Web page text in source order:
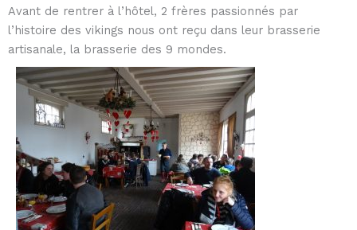
Avant de rentrer à l’hôtel, 2 frères passionnés par
l’histoire des vikings nous ont reçu dans leur brasserie
artisanale, la brasserie des 9 mondes.